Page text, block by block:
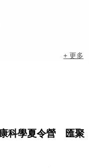
+ 更多
科學夏令營 匯聚